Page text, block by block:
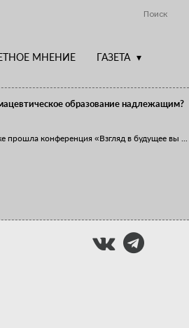
Поиск
МНЕНИЕ ГАЗЕТА
образование надлежащим?
прошла конференция «Взгляд в будущее вы